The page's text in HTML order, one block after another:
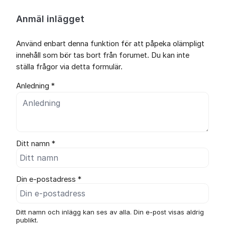
Anmäl inlägget
Använd enbart denna funktion för att påpeka olämpligt
innehåll som bör tas bort från forumet. Du kan inte
ställa frågor via detta formulär.
Anledning *
Ditt namn *
Din e-postadress *
Ditt namn och inlägg kan ses av alla. Din e-post visas aldrig
publikt.